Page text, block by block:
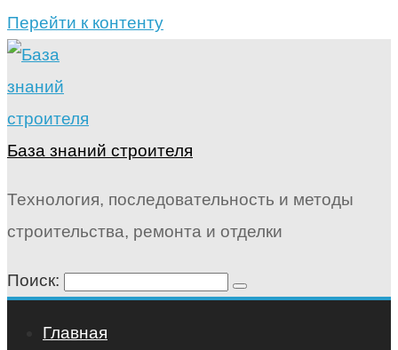
Перейти к контенту
База знаний строителя
Технология, последовательность и методы
строительства, ремонта и отделки
Поиск:
Главная